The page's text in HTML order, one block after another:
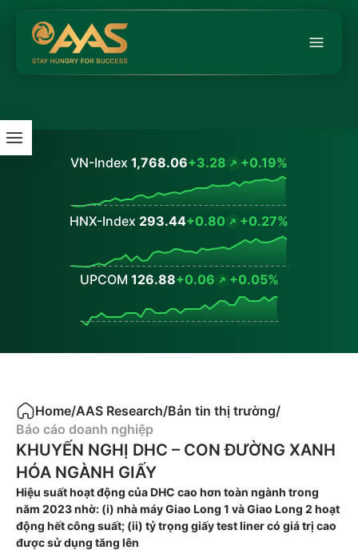
VN-Index 1,768.06+3.28 +0.19%
HNX-Index 293.44+0.80 +0.27%
UPCOM 126.88+0.06 +0.05%
Home/AAS Research/Bản tin thị trường/
Báo cáo doanh nghiệp
KHUYẾN NGHỊ DHC – CON ĐƯỜNG XANH
HÓA NGÀNH GIẤY
Hiệu suất hoạt động của DHC cao hơn toàn ngành trong
năm 2023 nhờ: (i) nhà máy Giao Long 1 và Giao Long 2 hoạt
động hết công suất; (ii) tỷ trọng giấy test liner có giá trị cao
được sử dụng tăng lên